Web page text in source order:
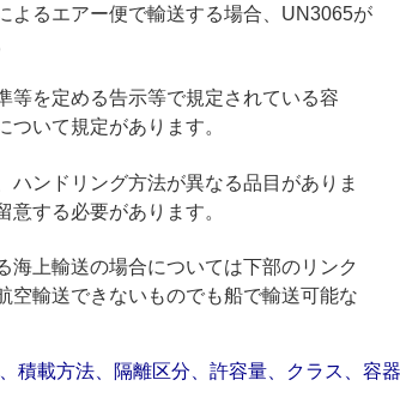
よるエアー便で輸送する場合、UN3065が
等を定める告示等で規定されている容
いて規定があります。
ハンドリング方法が異なる品目がありま
する必要があります。
上輸送の場合については下部のリンク
空輸送できないものでも船で輸送可能な
積載方法、隔離区分、許容量、クラス、容器